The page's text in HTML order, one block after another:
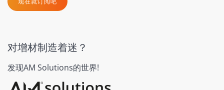
对增材制造着迷？
发现AM Solutions的世界!